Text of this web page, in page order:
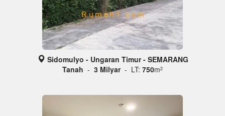
Sidomulyo - Ungaran Timur - SEMARANG
Tanah - 3 Milyar - LT: 750m2